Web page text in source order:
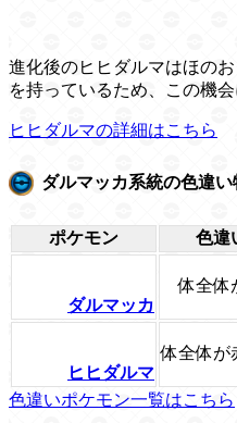
進化後のヒヒダルマはほの
を持っているため、この機
ヒヒダルマの詳細はこちら
ダルマッカ系統の色違い
ポケモン 色違
ダルマッカ
体全体
ヒヒダルマ
体全体が
色違いポケモン一覧はこちら